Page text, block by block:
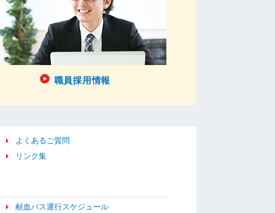
職員採用情報
よくあるご質問
リンク集
献血バス運行スケジュール